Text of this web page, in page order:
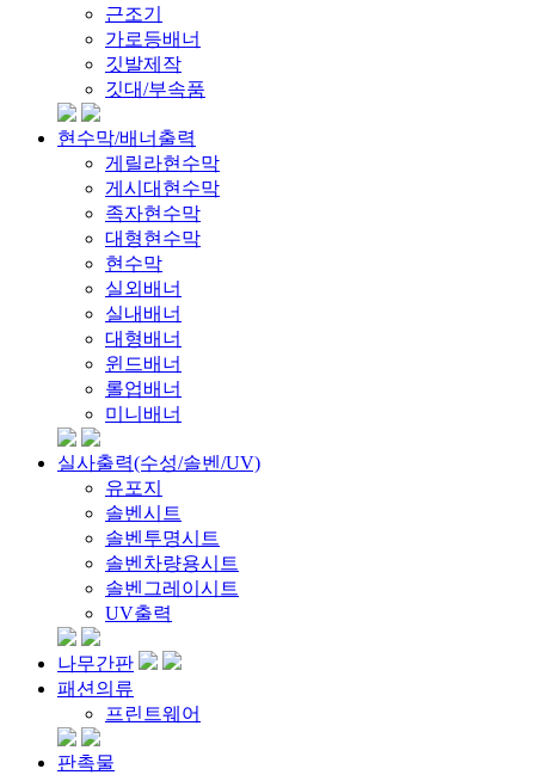
근조기
가로등배너
깃발제작
깃대/부속품
현수막/배너출력
게릴라현수막
게시대현수막
족자현수막
대형현수막
현수막
실외배너
실내배너
대형배너
윈드배너
롤업배너
미니배너
실사출력(수성/솔벤/UV)
유포지
솔벤시트
솔벤투명시트
솔벤차량용시트
솔벤그레이시트
UV출력
나무간판
패션의류
프린트웨어
판촉물